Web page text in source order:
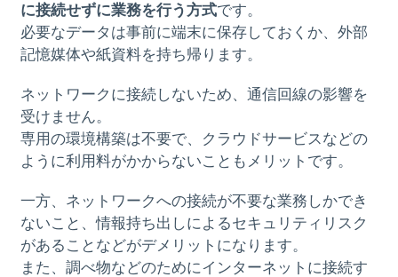
に接続せずに業務を行う方式です。
必要なデータは事前に端末に保存しておくか、外部
記憶媒体や紙資料を持ち帰ります。
ネットワークに接続しないため、通信回線の影響を
受けません。
専用の環境構築は不要で、クラウドサービスなどの
ように利用料がかからないこともメリットです。
一方、ネットワークへの接続が不要な業務しかでき
ないこと、情報持ち出しによるセキュリティリスク
があることなどがデメリットになります。
また、調べ物などのためにインターネットに接続す